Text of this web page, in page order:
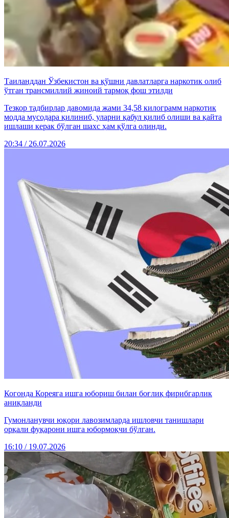
Таиланддан Ўзбекистон ва қўшни давлатларга наркотик олиб
ўтган трансмиллий жиноий тармоқ фош этилди
Тезкор тадбирлар давомида жами 34,58 килограмм наркотик
модда мусодара қилиниб, уларни қабул қилиб олиши ва қайта
ишлаши керак бўлган шахс ҳам қўлга олинди.
20:34 / 26.07.2026
Когонда Кореяга ишга юбориш билан боғлиқ фирибгарлик
аниқланди
Гумонланувчи юқори лавозимларда ишловчи танишлари
орқали фуқарони ишга юбормоқчи бўлган.
16:10 / 19.07.2026